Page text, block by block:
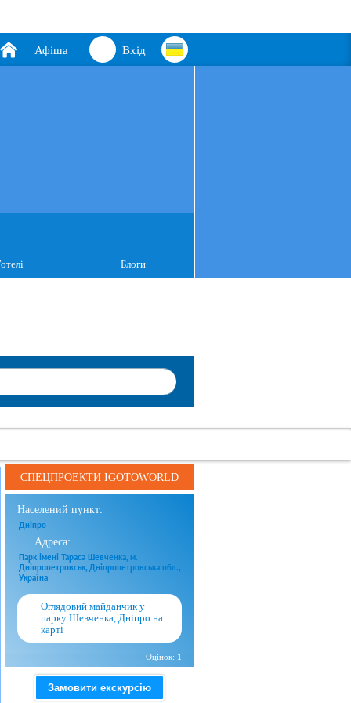
Вхід
Афіша
Блоги
СПЕЦПРОЕКТИ IGOTOWORLD
Населений пункт:
Дніпро
Адреса:
Парк імені Тараса Шевченка, м.
Дніпропетровськ, Дніпропетровська обл.,
Україна
Оглядовий майданчик у
парку Шевченка, Дніпро на
карті
Оцінок: 1
Замовити екскурсію